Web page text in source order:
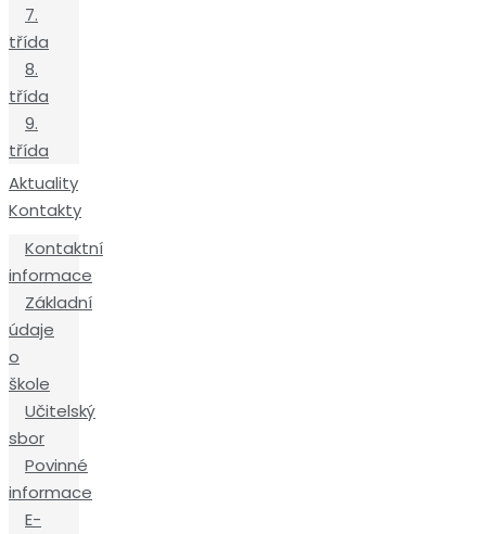
7.
třída
8.
třída
9.
třída
Aktuality
Kontakty
Kontaktní
informace
Základní
údaje
o
škole
Učitelský
sbor
Povinné
informace
E-